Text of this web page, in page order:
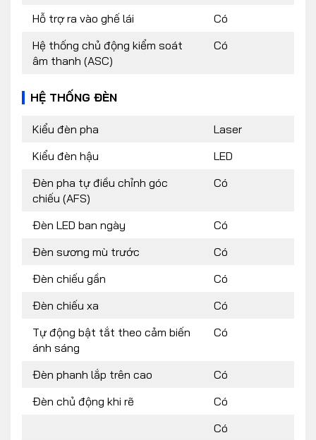
Hỗ trợ ra vào ghế lái
Có
Hệ thống chủ động kiểm soát
âm thanh (ASC)
Có
HỆ THỐNG ĐÈN
Kiểu đèn pha
Laser
Kiểu đèn hậu
LED
Đèn pha tự điều chỉnh góc
chiếu (AFS)
Có
Đèn LED ban ngày
Có
Đèn sương mù trước
Có
Đèn chiếu gần
Có
Đèn chiếu xa
Có
Tự động bật tắt theo cảm biến
ánh sáng
Có
Đèn phanh lắp trên cao
Có
Đèn chủ động khi rẽ
Có
Có